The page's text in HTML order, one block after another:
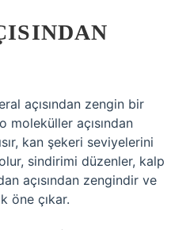
açısından zengin bir
moleküller açısından
kan şekeri seviyelerini
sindirimi düzenler, kalp
açısından zengindir ve
öne çıkar.